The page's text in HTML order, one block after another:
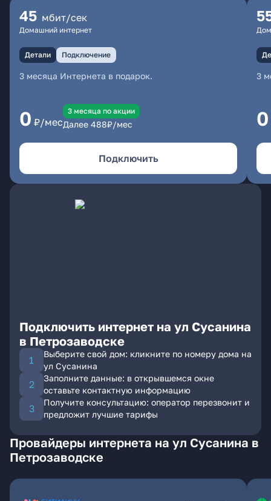
45 мбит/сек
Домашний интернет
Детали Подключение
3 месяца Интернета в подарок.
0 ₽/мес
3 месяцa по акции
Далее 488₽/мес
Подключить
3
0
Подключить интернет на ул Сусанина
в Петрозаводске
Выберите свой дом: кликните по номеру дома на
ул Сусанина
Заполните данные: в открывшемся окне
оставьте контактную информацию
Получите консультацию: оператор перезвонит и
предложит лучшие тарифы
Провайдеры интернета на ул Сусанина в
Петрозаводске